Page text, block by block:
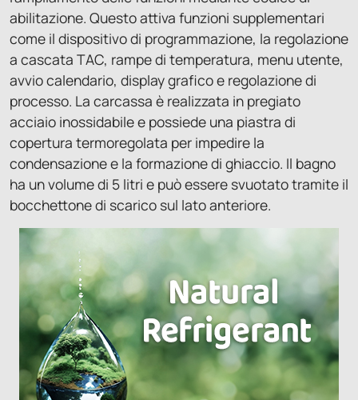
abilitazione. Questo attiva funzioni supplementari
come il dispositivo di programmazione, la regolazione
a cascata TAC, rampe di temperatura, menu utente,
avvio calendario, display grafico e regolazione di
processo. La carcassa è realizzata in pregiato
acciaio inossidabile e possiede una piastra di
copertura termoregolata per impedire la
condensazione e la formazione di ghiaccio. Il bagno
ha un volume di 5 litri e può essere svuotato tramite il
bocchettone di scarico sul lato anteriore.